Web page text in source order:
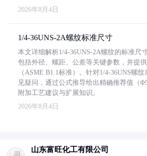
2026年8月4日
1/4-36UNS-2A螺纹标准尺寸
本文详细解析1/4-36UNS-2A螺纹的标准尺
包括外径、螺距、公差等关键参数，并提
（ASME B1.1标准）。针对1/4-36UNS螺
见疑问，通过公式推导给出精确推荐值（
附加工艺建议与扩展知识。
2026年8月4日
山东富旺化工有限公司